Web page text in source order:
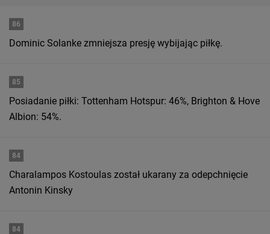
86
Dominic Solanke zmniejsza presję wybijając piłkę.
85
Posiadanie piłki: Tottenham Hotspur: 46%, Brighton & Hove
Albion: 54%.
84
Charalampos Kostoulas został ukarany za odepchnięcie
Antonin Kinsky
84